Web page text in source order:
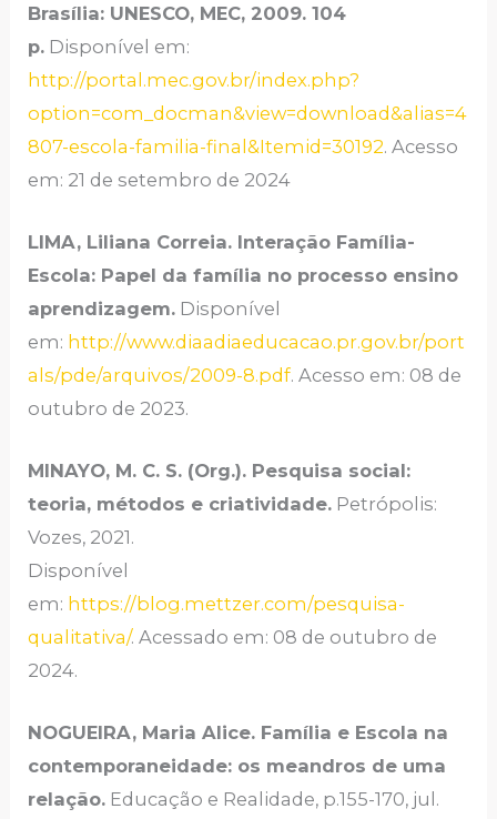
Brasília: UNESCO, MEC, 2009. 104
p. Disponível em:
http://portal.mec.gov.br/index.php?
option=com_docman&view=download&alias=4
807-escola-familia-final&Itemid=30192. Acesso
em: 21 de setembro de 2024
LIMA, Liliana Correia. Interação Família-
Escola: Papel da família no processo ensino
aprendizagem. Disponível
em: http://www.diaadiaeducacao.pr.gov.br/port
als/pde/arquivos/2009-8.pdf. Acesso em: 08 de
outubro de 2023.
MINAYO, M. C. S. (Org.). Pesquisa social:
teoria, métodos e criatividade. Petrópolis:
Vozes, 2021.
Disponível
em: https://blog.mettzer.com/pesquisa-
qualitativa/. Acessado em: 08 de outubro de
2024.
NOGUEIRA, Maria Alice. Família e Escola na
contemporaneidade: os meandros de uma
relação. Educação e Realidade, p.155-170, jul.